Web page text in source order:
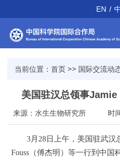
EN /
当前位置： 首页 >> 国际交流动
美国驻汉总领事
来源：水生生物研究所 时
3月 28日上午，美国驻武汉
Fouss （傅杰明）等一行到中